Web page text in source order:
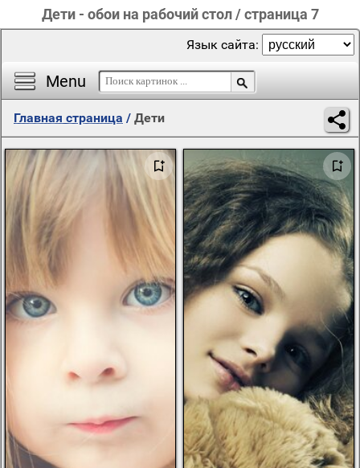
Дети - обои на рабочий стол / страница 7
Menu
Язык сайта:
Главная страница / Дети